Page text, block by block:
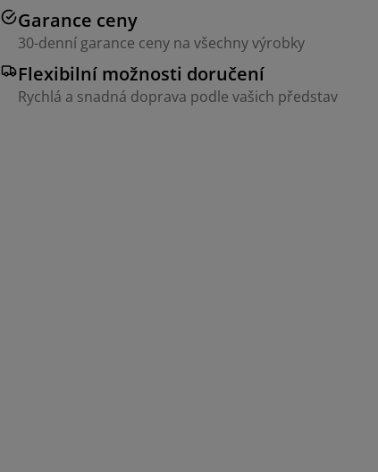
Garance ceny
30-denní garance ceny na všechny výrobky
Flexibilní možnosti doručení
Rychlá a snadná doprava podle vašich představ